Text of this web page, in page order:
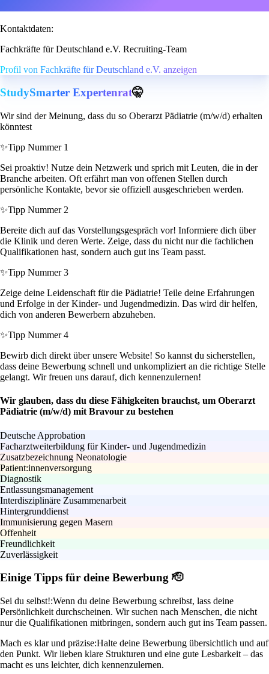
Kontaktdaten:
Fachkräfte für Deutschland e.V. Recruiting-Team
Profil von Fachkräfte für Deutschland e.V. anzeigen
StudySmarter Expertenrat🤫
Wir sind der Meinung, dass du so Oberarzt Pädiatrie (m/w/d) erhalten
könntest
✨Tipp Nummer 1
Sei proaktiv! Nutze dein Netzwerk und sprich mit Leuten, die in der
Branche arbeiten. Oft erfährt man von offenen Stellen durch
persönliche Kontakte, bevor sie offiziell ausgeschrieben werden.
✨Tipp Nummer 2
Bereite dich auf das Vorstellungsgespräch vor! Informiere dich über
die Klinik und deren Werte. Zeige, dass du nicht nur die fachlichen
Qualifikationen hast, sondern auch gut ins Team passt.
✨Tipp Nummer 3
Zeige deine Leidenschaft für die Pädiatrie! Teile deine Erfahrungen
und Erfolge in der Kinder- und Jugendmedizin. Das wird dir helfen,
dich von anderen Bewerbern abzuheben.
✨Tipp Nummer 4
Bewirb dich direkt über unsere Website! So kannst du sicherstellen,
dass deine Bewerbung schnell und unkompliziert an die richtige Stelle
gelangt. Wir freuen uns darauf, dich kennenzulernen!
Wir glauben, dass du diese Fähigkeiten brauchst, um Oberarzt
Pädiatrie (m/w/d) mit Bravour zu bestehen
Deutsche Approbation
Facharztweiterbildung für Kinder- und Jugendmedizin
Zusatzbezeichnung Neonatologie
Patient:innenversorgung
Diagnostik
Entlassungsmanagement
Interdisziplinäre Zusammenarbeit
Hintergrunddienst
Immunisierung gegen Masern
Offenheit
Freundlichkeit
Zuverlässigkeit
Einige Tipps für deine Bewerbung 🫡
Sei du selbst!:Wenn du deine Bewerbung schreibst, lass deine
Persönlichkeit durchscheinen. Wir suchen nach Menschen, die nicht
nur die Qualifikationen mitbringen, sondern auch gut ins Team passen.
Mach es klar und präzise:Halte deine Bewerbung übersichtlich und auf
den Punkt. Wir lieben klare Strukturen und eine gute Lesbarkeit – das
macht es uns leichter, dich kennenzulernen.